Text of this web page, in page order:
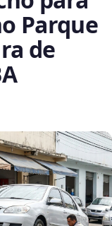
Parque
de